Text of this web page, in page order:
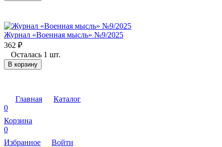
Журнал «Военная мысль» №9/2025
362 ₽
Осталась 1 шт.
В корзину
Главная
Каталог
0
Корзина
0
Избранное
Войти